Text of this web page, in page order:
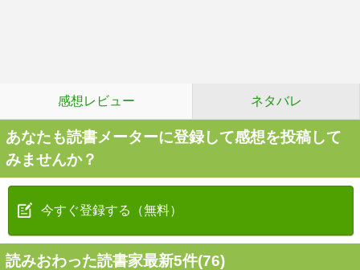
感想レビュー ネタバレ
あなたも読書メーターに登録して感想を投稿して
みませんか？
今すぐ登録する（無料）
読みおわった読書家最新5件(76)